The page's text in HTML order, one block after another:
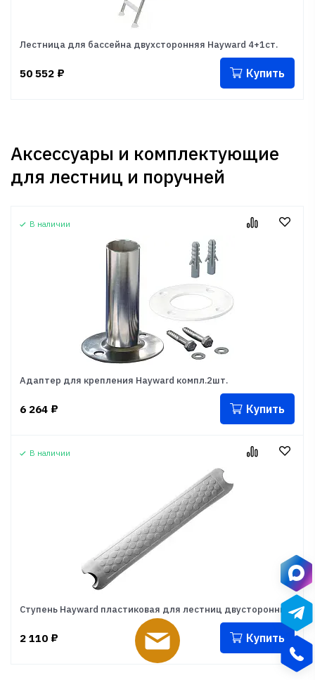
Лестница для бассейна двухсторонняя Hayward 4+1ст.
50 552 ₽ Купить
Аксессуары и комплектующие
для лестниц и поручней
В наличии
Адаптер для крепления Hayward компл.2шт.
6 264 ₽ Купить
В наличии
Ступень Hayward пластиковая для лестниц двусторонних
2 110 ₽ Купить